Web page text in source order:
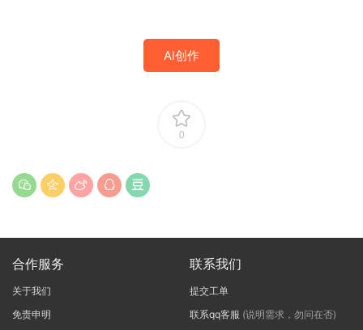
AI创作
0
合作服务
关于我们
免责申明
联系我们
提交工单
联系qq客服 (说明需求，勿问在否)